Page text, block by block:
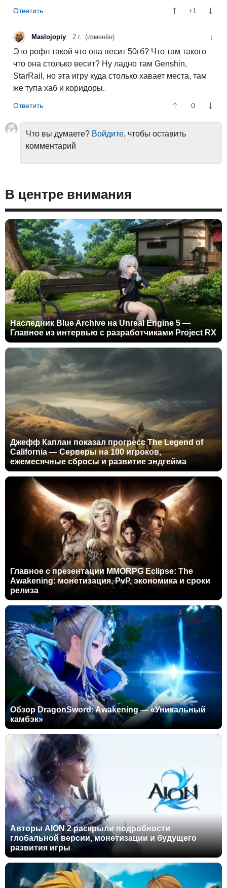
+1
Maslojopiy 2 г. (изменён)
Это рофл такой что она весит 50гб? Что там такого
что она столько весит? Ну ладно там Genshin,
StarRail, но эта игру куда столько хавает места, там
же тупа хаб и коридоры.
0
Что вы думаете? Войдите, чтобы оставить
комментарий
В центре внимания
Наследник Blue Archive на Unreal Engine 5 —
Главное из интервью с разработчиками Project RX
Джефф Каплан показал прогресс The Legend of
California — Серверы на 100 игроков,
ежемесячные сбросы и развитие эндгейма
Главное с презентации MMORPG Eclipse: The
Awakening: монетизация, PvP, экономика и сроки
релиза
Обзор DragonSword: Awakening — «Уникальный
камбэк»
Авторы AION 2 раскрыли подробности
глобальной версии, монетизации и будущего
развития игры